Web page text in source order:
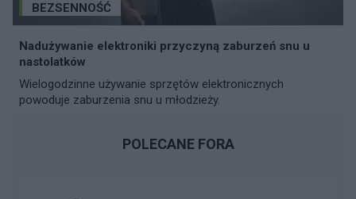
BEZSENNOŚĆ
Nadużywanie elektroniki przyczyną zaburzeń snu u
nastolatków
Wielogodzinne używanie sprzętów elektronicznych
powoduje zaburzenia snu u młodzieży.
POLECANE FORA